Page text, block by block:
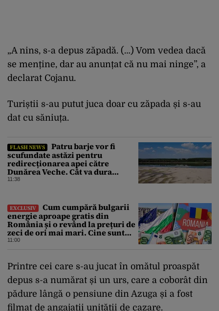
„A nins, s-a depus zăpadă. (…) Vom vedea dacă
se menține, dar au anunțat că nu mai ninge”, a
declarat Cojanu.
Turiștii s-au putut juca doar cu zăpada și s-au
dat cu săniuța.
FLASH NEWS
Patru barje vor fi
scufundate astăzi pentru
redirecționarea apei către
Dunărea Veche. Cât va dura
operațiunea
11:38
EXCLUSIV
Cum cumpără bulgarii
energie aproape gratis din
România și o revând la prețuri de
zeci de ori mai mari. Cine sunt
noii „băieți deștepți” din energie
11:00
Printre cei care s-au jucat în omătul proaspăt
depus s-a numărat și un urs, care a coborât din
pădure lângă o pensiune din Azuga și a fost
filmat de angajații unității de cazare.